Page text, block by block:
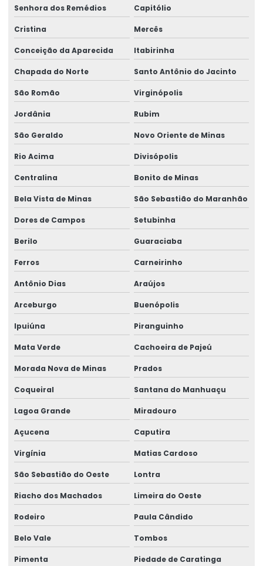
Senhora dos Remédios Capitólio
Cristina Mercês
Conceição da Aparecida Itabirinha
Chapada do Norte Santo Antônio do Jacinto
São Romão Virginópolis
Jordânia Rubim
São Geraldo Novo Oriente de Minas
Rio Acima Divisópolis
Centralina Bonito de Minas
Bela Vista de Minas São Sebastião do Maranhão
Dores de Campos Setubinha
Berilo Guaraciaba
Ferros Carneirinho
Antônio Dias Araújos
Arceburgo Buenópolis
Ipuiúna Piranguinho
Mata Verde Cachoeira de Pajeú
Morada Nova de Minas Prados
Coqueiral Santana do Manhuaçu
Lagoa Grande Miradouro
Açucena Caputira
Virgínia Matias Cardoso
São Sebastião do Oeste Lontra
Riacho dos Machados Limeira do Oeste
Rodeiro Paula Cândido
Belo Vale Tombos
Pimenta Piedade de Caratinga